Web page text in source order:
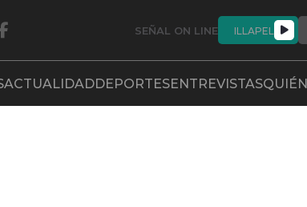
SEÑAL ON LINE ILLAPEL
ACTUALIDADDEPORTESENTREVISTAS